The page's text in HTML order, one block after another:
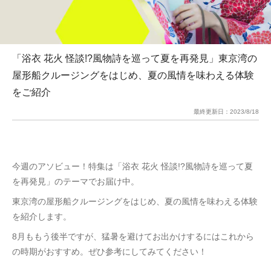
「浴衣 花火 怪談!?風物詩を巡って夏を再発見」東京湾の
屋形船クルージングをはじめ、夏の風情を味わえる体験
をご紹介
最終更新日： 2023/8/18
今週のアソビュー！特集は「浴衣 花火 怪談!?風物詩を巡って夏
を再発見」のテーマでお届け中。
東京湾の屋形船クルージングをはじめ、夏の風情を味わえる体験
を紹介します。
8月ももう後半ですが、猛暑を避けてお出かけするにはこれから
の時期がおすすめ。ぜひ参考にしてみてください！